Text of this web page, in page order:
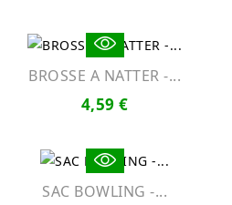
BROSSE A NATTER -...
4,59 €
SAC BOWLING -...